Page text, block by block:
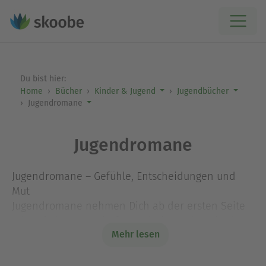
Du bist hier:
Home
Bücher Kinder & Jugend
Jugendbücher
Jugendromane
Jugendromane
Jugendromane – Gefühle, Entscheidungen und
Mut
ganz normalen Alltag oder in Zeiten, die weit
Mehr lesen